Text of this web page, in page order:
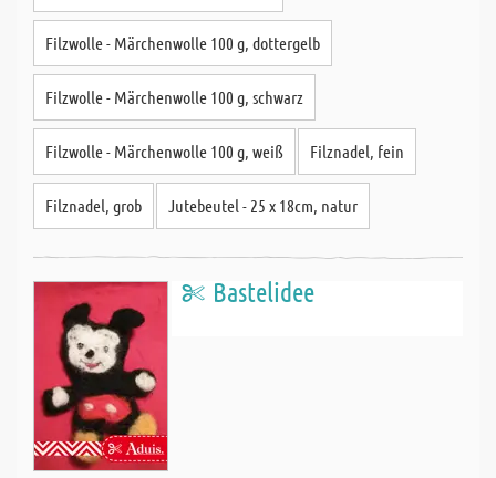
Filzwolle - Märchenwolle 100 g, dottergelb
Filzwolle - Märchenwolle 100 g, schwarz
Filzwolle - Märchenwolle 100 g, weiß Filznadel, fein
Filznadel, grob Jutebeutel - 25 x 18cm, natur
Bastelidee